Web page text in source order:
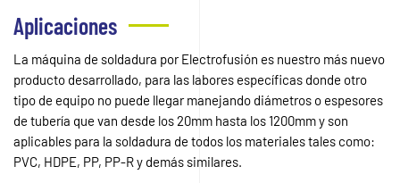
Aplicaciones
La máquina de soldadura por Electrofusión es nuestro más nuevo
producto desarrollado, para las labores específicas donde otro
tipo de equipo no puede llegar manejando diámetros o espesores
de tubería que van desde los 20mm hasta los 1200mm y son
aplicables para la soldadura de todos los materiales tales como:
PVC, HDPE, PP, PP-R y demás similares.